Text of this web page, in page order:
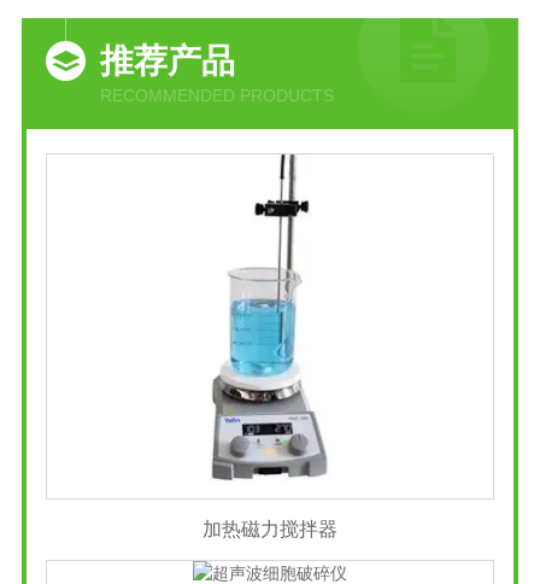
推荐产品
RECOMMENDED PRODUCTS
加热磁力搅拌器